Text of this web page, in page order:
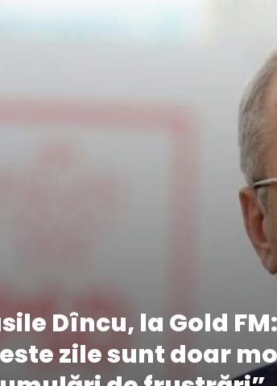
Dîncu, la Gold
zile sunt doar